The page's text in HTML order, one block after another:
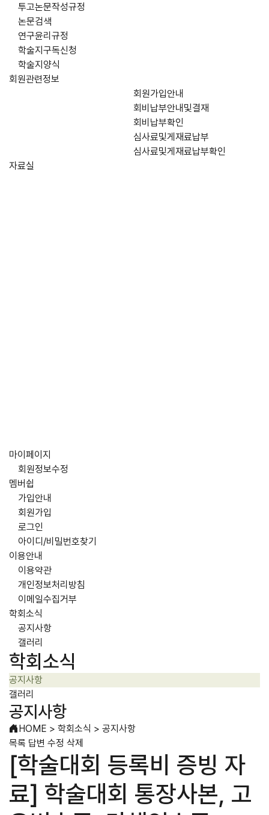
투고논문작성규정
논문검색
연구윤리규정
학술지구독신청
학술지양식
회원관련정보
회원가입안내
회비납부안내및결재
회비납부확인
심사료및게재료납부
심사료및게재료납부확인
자료실
마이페이지
회원정보수정
멤버쉽
가입안내
회원가입
로그인
아이디/비밀번호찾기
이용안내
이용약관
개인정보처리방침
이메일수집거부
학회소식
공지사항
갤러리
학회소식
공지사항
갤러리
공지사항
HOME > 학회소식 > 공지사항
목록 답변 수정 삭제
[학술대회 등록비 증빙 자
료] 학술대회 통장사본, 고